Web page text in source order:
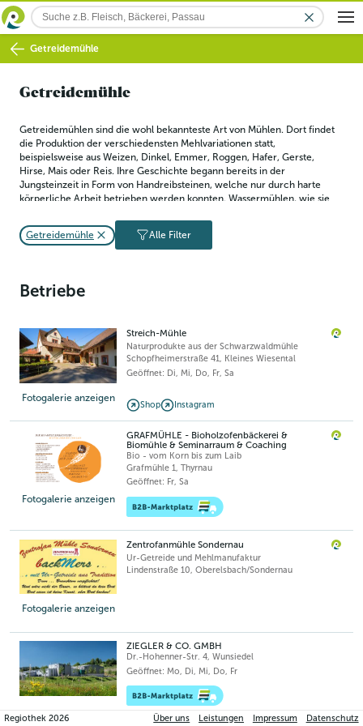
Getreidemühle
Getreidemühle
Getreidemühlen sind die wohl bekannteste Art von Mühlen. Dort findet
die Produktion der verschiedensten Mehlvariationen statt,
beispielsweise aus Weizen, Dinkel, Emmer, Roggen, Hafer, Gerste,
Hirse, Mais oder Reis. Ihre Geschichte begann bereits in der
Jungsteinzeit in Form von Handreibsteinen, welche nur durch harte
körperliche Arbeit betrieben werden konnten. Wassermühlen, wie sie
römischen Antike und erleichterten den Mahlvorgang erheblich.
Getreidemühle Alle Filter
Betriebe
Fotogalerie anzeigen
Streich-Mühle
Naturprodukte aus der Schwarzwaldmühle
Schopfheimerstraße 41, Kleines Wiesental
Geöffnet: Di, Mi, Do, Fr, Sa
Shop Instagram
Fotogalerie anzeigen
GRAFMÜHLE - Bioholzofenbäckerei &
Biomühle & Seminarraum & Coaching
Bio - vom Korn bis zum Laib
Grafmühle 1, Thyrnau
Geöffnet: Fr, Sa
Fotogalerie anzeigen
Zentrofanmühle Sondernau
Ur-Getreide und Mehlmanufaktur
Lindenstraße 10 Oberelsbach/Sondernau
ZIEGLER & CO. GMBH
Dr.-Hohenner-Str. 4, Wunsiedel
Geöffnet: Mo, Di, Mi, Do, Fr
Regiothek2026 Über uns Leistungen Impressum Datenschutz